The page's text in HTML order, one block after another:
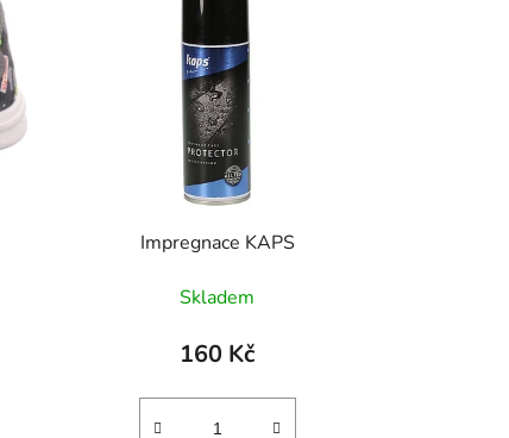
Impregnace KAPS
Skladem
160 Kč